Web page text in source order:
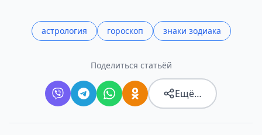
астрология гороскоп знаки зодиака
Поделиться статьёй
Ещё…